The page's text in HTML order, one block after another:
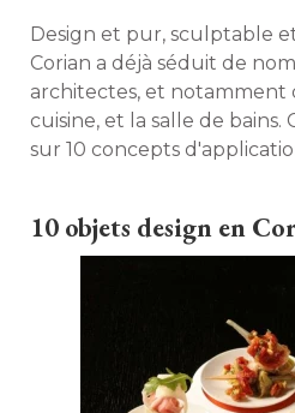
Design et pur, sculptable
Corian a déjà séduit de
architectes, et notamment
cuisine, et la salle de
sur 10 concepts
10 objets design en